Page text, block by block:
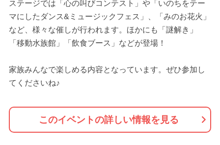
ステージでは「心の叫びコンテスト」や「いのちをテー
マにしたダンス&ミュージックフェス」、「みのお花火」
など、様々な催しが行われます。ほかにも「謎解き」
「移動水族館」「飲食ブース」などが登場！
家族みんなで楽しめる内容となっています。ぜひ参加し
てくださいね♪
このイベントの詳しい情報を見る